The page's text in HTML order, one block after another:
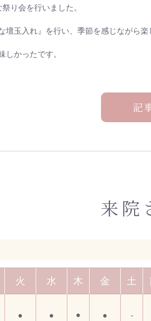
り会を行いました。
壇玉入れ』を行い、季節を感じながら楽
しかったです。
記
来院
火 水 木 金 土
● ● ● ● -